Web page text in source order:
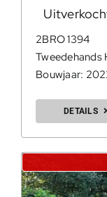
2BRO 1394
Tweedehands
Bouwjaar:
DETAILS